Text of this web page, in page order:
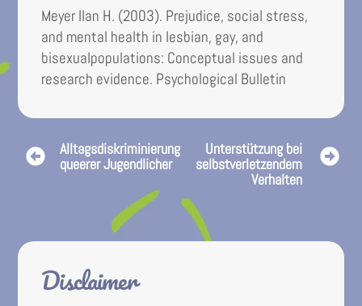
Meyer Ilan H. (2003). Prejudice, social stress,
and mental health in lesbian, gay, and
bisexualpopulations: Conceptual issues and
research evidence. Psychological Bulletin
Alltagsdiskriminierung
queerer Jugendlicher
Unterstützung bei
selbstverletzendem
Verhalten
Disclaimer